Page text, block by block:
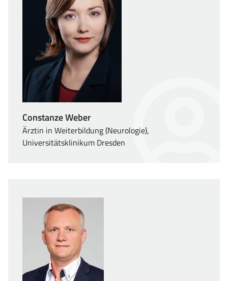
Constanze Weber
Ärztin in Weiterbildung (Neurologie),
Universitätsklinikum Dresden